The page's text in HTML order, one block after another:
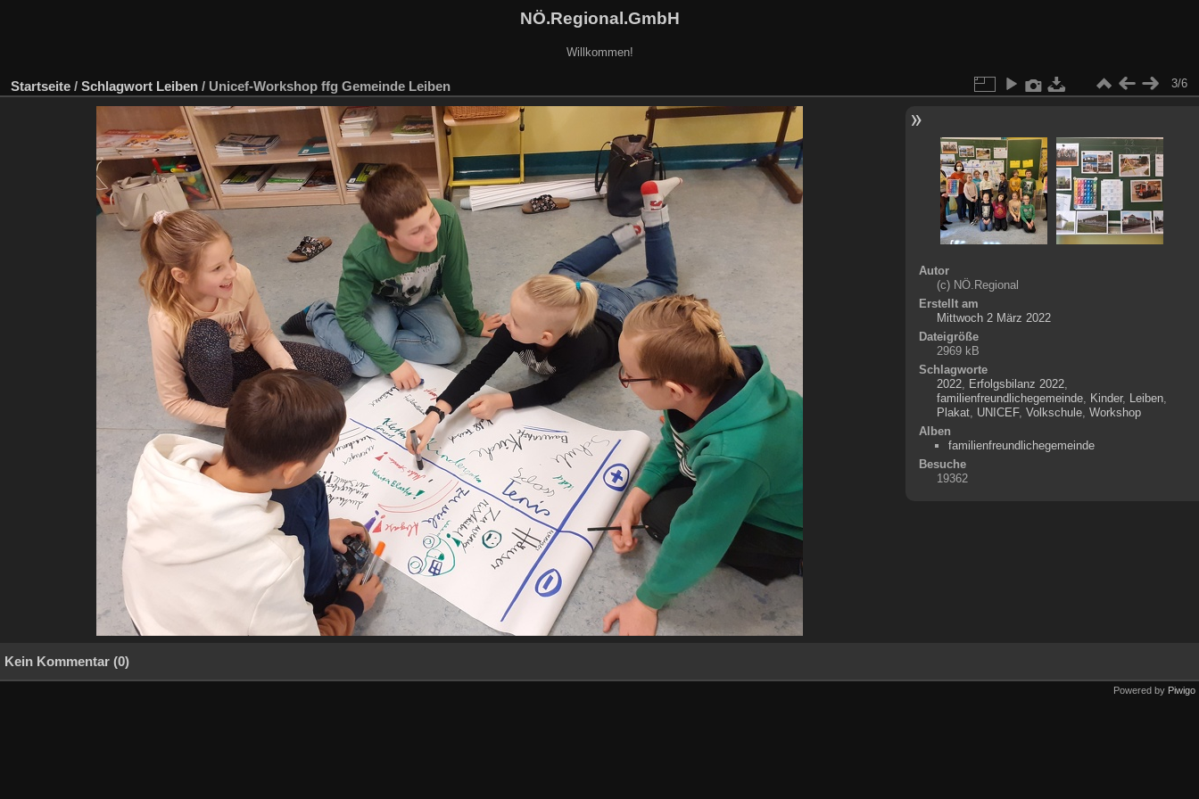
NÖ.Regional.GmbH
Willkommen!
Startseite / Schlagwort Leiben / Unicef-Workshop ffg Gemeinde Leiben 3/6
Autor
(c) NÖ.Regional
Erstellt am
Mittwoch 2 März 2022
Dateigröße
2969 kB
Schlagworte
2022, Erfolgsbilanz 2022,
familienfreundlichegemeinde, Kinder, Leiben,
Plakat, UNICEF, Volkschule, Workshop
Alben
familienfreundlichegemeinde
Besuche
19362
Kein Kommentar (0)
Powered by Piwigo